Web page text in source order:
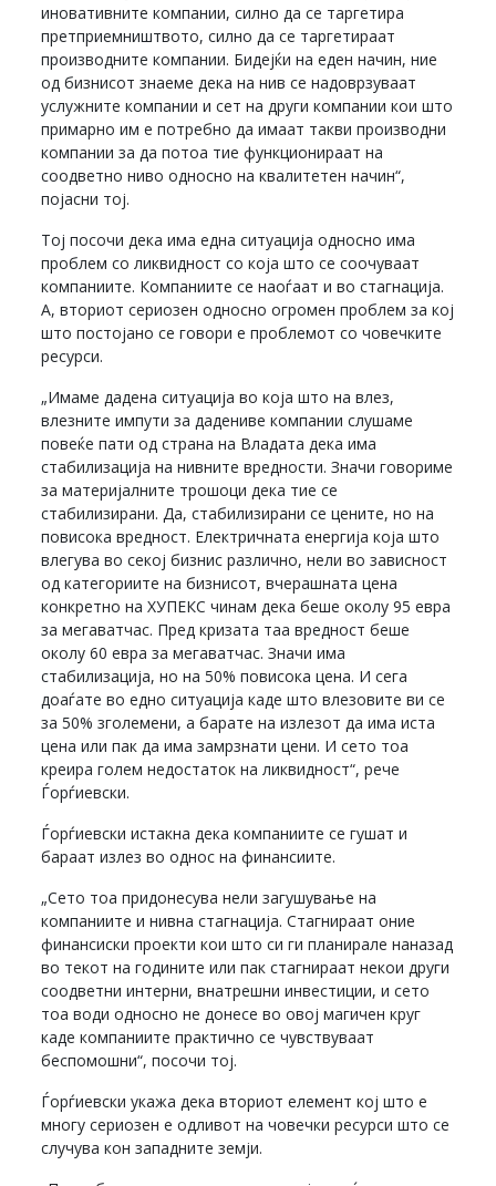
иновативните компании, силно да се таргетира
претприемништвото, силно да се таргетираат
производните компании. Бидејќи на еден начин, ние
од бизнисот знаеме дека на нив се надоврзуваат
услужните компании и сет на други компании кои што
примарно им е потребно да имаат такви производни
компании за да потоа тие функционираат на
соодветно ниво односно на квалитетен начин“,
појасни тој.
Тој посочи дека има една ситуација односно има
проблем со ликвидност со која што се соочуваат
компаниите. Компаниите се наоѓаат и во стагнација.
А, вториот сериозен односно огромен проблем за кој
што постојано се говори е проблемот со човечките
ресурси.
„Имаме дадена ситуација во која што на влез,
влезните импути за дадениве компании слушаме
повеќе пати од страна на Владата дека има
стабилизација на нивните вредности. Значи говориме
за материјалните трошоци дека тие се
стабилизирани. Да, стабилизирани се цените, но на
повисока вредност. Електричната енергија која што
влегува во секој бизнис различно, нели во зависност
од категориите на бизнисот, вчерашната цена
конкретно на ХУПЕКС чинам дека беше околу 95 евра
за мегаватчас. Пред кризата таа вредност беше
околу 60 евра за мегаватчас. Значи има
стабилизација, но на 50% повисока цена. И сега
доаѓате во едно ситуација каде што влезовите ви се
за 50% зголемени, а барате на излезот да има иста
цена или пак да има замрзнати цени. И сето тоа
креира голем недостаток на ликвидност“, рече
Ѓорѓиевски.
Ѓорѓиевски истакна дека компаниите се гушат и
бараат излез во однос на финансиите.
„Сето тоа придонесува нели загушување на
компаниите и нивна стагнација. Стагнираат оние
финансиски проекти кои што си ги планирале наназад
во текот на годините или пак стагнираат некои други
соодветни интерни, внатрешни инвестиции, и сето
тоа води односно не донесе во овој магичен круг
каде компаниите практично се чувствуваат
беспомошни“, посочи тој.
Ѓорѓиевски укажа дека вториот елемент кој што е
многу сериозен е одливот на човечки ресурси што се
случува кон западните земји.